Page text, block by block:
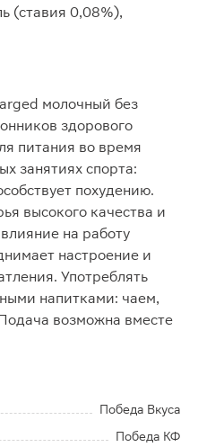
(ставия 0,08%),
молочный без
здорового
питания во время
занятиях спорта:
похудению.
высокого качества и
на работу
настроение и
Употреблять
напитками: чаем,
возможна вместе
Победа Вкуса
Победа КФ